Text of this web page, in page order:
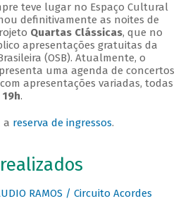
teve lugar no Espaço Cultural
definitivamente as noites de
Quartas Clássicas, que no
apresentações gratuitas da
(OSB). Atualmente, o
uma agenda de concertos
apresentações variadas, todas
.
a reserva de ingressos.
RAMOS / Circuito Acordes